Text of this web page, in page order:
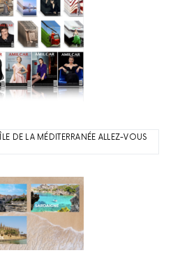
DE LA MÉDITERRANÉE ALLEZ-VOUS